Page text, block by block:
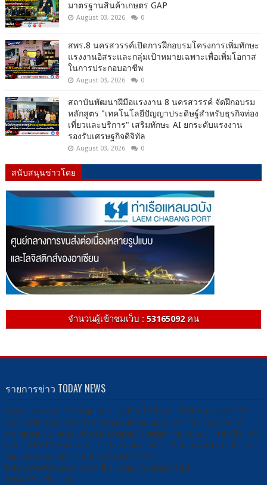
มาตรฐานสินค้าเกษตร GAP
August 03, 2026 0
สพร.8 นครสวรรค์เปิดการฝึกอบรมโครงการเพิ่มทักษะ
แรงงานอิสระและกลุ่มเป้าหมายเฉพาะเพื่อเพิ่มโอกาส
ในการประกอบอาชีพ
August 03, 2026 0
สถาบันพัฒนาฝีมือแรงงาน 8 นครสวรรค์ จัดฝึกอบรม
หลักสูตร "เทคโนโลยีปัญญาประดิษฐ์สำหรับธุรกิจท่อง
เที่ยวและบริการ" เสริมทักษะ AI ยกระดับแรงงาน
รองรับเศรษฐกิจดิจิทัล
August 03, 2026 0
สนับสนุนข่าวโดย
จำนวนผู้เข้าชมเว็บ : 53165092คน
รายการข่าว TODAY NEWS
รับชม -ผ่านกล่องรับสัญญาณดาวเทียมได้ที่ กล่อง PSI หมายเลข 212
กล่อง IPM หมายเลข 115 กล่อง Sunbox หมายเลข 113 กล่อง DTV
หมายเลข 79 กล่อง Infosat/ Ideasat/ Thaisat / หมายเลข 114 หรือ 167
กล่อง GMM Z หมายเลข141 Facebook : ช่อง 13 สยามไทย สถานีข่าว
YouTube : ข่าวช่อง 13 สยามไทย เว็บไซต์ :
http://www.newstv13siamthai.com/ ชมสดออนไลน์ :
www.13livetv.com